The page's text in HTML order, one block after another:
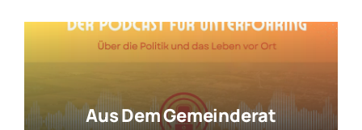
Aus Dem Gemeinderat